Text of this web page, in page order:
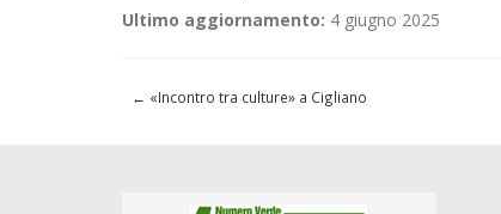
Ultimo aggiornamento: 4 giugno 2025
← «Incontro tra culture» a Cigliano